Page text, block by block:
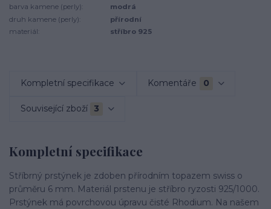
barva kamene (perly):
modrá
druh kamene (perly):
přírodní
materiál:
stříbro 925
Kompletní specifikace Komentáře 0
Související zboží 3
Kompletní specifikace
Stříbrný prstýnek je zdoben přírodním topazem swiss o
průměru 6 mm. Materiál prstenu je stříbro ryzosti 925/1000.
Prstýnek má povrchovou úpravu čisté Rhodium. Na našem